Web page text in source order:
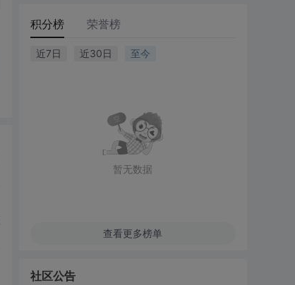
积分榜 荣誉榜
近7日 近30日 至今
暂无数据
查看更多榜单
社区公告